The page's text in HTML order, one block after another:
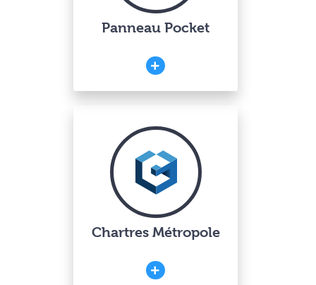
Panneau Pocket
Chartres Métropole